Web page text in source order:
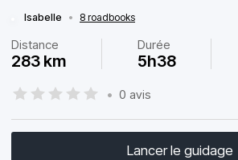
Isabelle • 8 roadbooks
Distance
283 km
Durée
5h38
• 0 avis
Lancer le guidage